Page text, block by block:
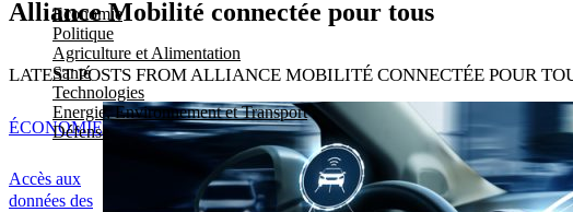
Economie
Politique
Agriculture et Alimentation
Santé
Technologies
Energie, Environnement et Transport
Défense
Alliance Mobilité connectée pour tous
LATEST POSTS FROM ALLIANCE MOBILITÉ CONNECTÉE POUR
Accès aux
données des
ÉCONOMIE